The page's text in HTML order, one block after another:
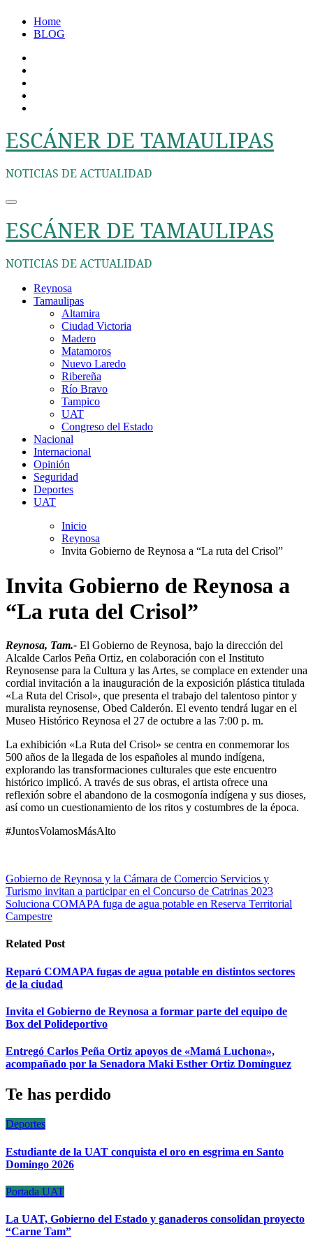
Home
BLOG
ESCÁNER DE TAMAULIPAS
NOTICIAS DE ACTUALIDAD
ESCÁNER DE TAMAULIPAS
NOTICIAS DE ACTUALIDAD
Reynosa
Tamaulipas
Altamira
Ciudad Victoria
Madero
Matamoros
Nuevo Laredo
Ribereña
Río Bravo
Tampico
UAT
Congreso del Estado
Nacional
Internacional
Opinión
Seguridad
Deportes
UAT
Inicio
Reynosa
Invita Gobierno de Reynosa a “La ruta del Crisol”
Invita Gobierno de Reynosa a
“La ruta del Crisol”
Reynosa, Tam.- El Gobierno de Reynosa, bajo la dirección del
Alcalde Carlos Peña Ortiz, en colaboración con el Instituto
Reynosense para la Cultura y las Artes, se complace en extender una
cordial invitación a la inauguración de la exposición plástica titulada
«La Ruta del Crisol», que presenta el trabajo del talentoso pintor y
muralista reynosense, Obed Calderón. El evento tendrá lugar en el
Museo Histórico Reynosa el 27 de octubre a las 7:00 p. m.
La exhibición «La Ruta del Crisol» se centra en conmemorar los
500 años de la llegada de los españoles al mundo indígena,
explorando las transformaciones culturales que este encuentro
histórico implicó. A través de sus obras, el artista ofrece una
reflexión sobre el abandono de la cosmogonía indígena y sus dioses,
así como un cuestionamiento de los ritos y costumbres de la época.
#JuntosVolamosMásAlto
Navegación
de
entradas
Gobierno de Reynosa y la Cámara de Comercio Servicios y
Turismo invitan a participar en el Concurso de Catrinas 2023
Soluciona COMAPA fuga de agua potable en Reserva Territorial
Campestre
Related Post
Reparó COMAPA fugas de agua potable en distintos sectores
de la ciudad
Invita el Gobierno de Reynosa a formar parte del equipo de
Box del Polideportivo
Entregó Carlos Peña Ortiz apoyos de «Mamá Luchona»,
acompañado por la Senadora Maki Esther Ortiz Domínguez
Te has perdido
Deportes
Estudiante de la UAT conquista el oro en esgrima en Santo
Domingo 2026
Portada UAT
La UAT, Gobierno del Estado y ganaderos consolidan proyecto
“Carne Tam”